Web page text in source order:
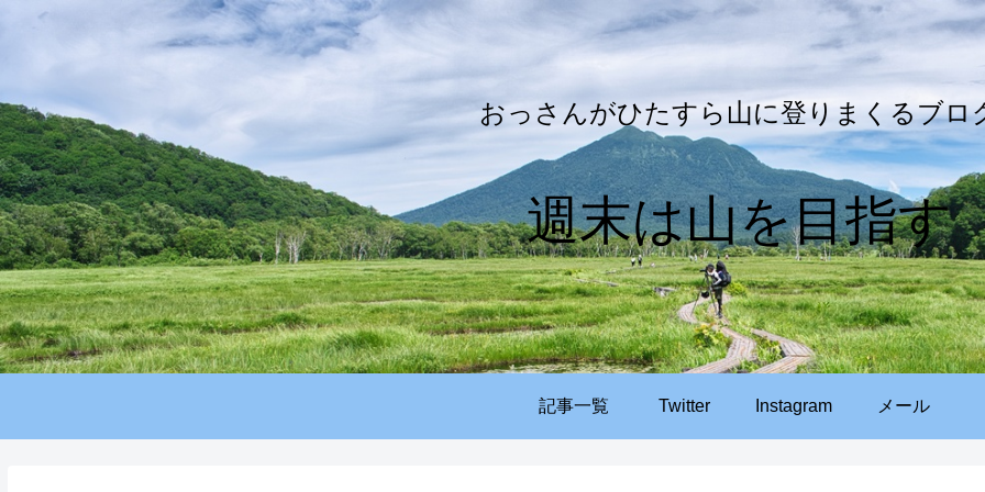
おっさんがひたすら山に登りまくるブロ
週末は山を目指す
記事一覧 Twitter Instagram メール